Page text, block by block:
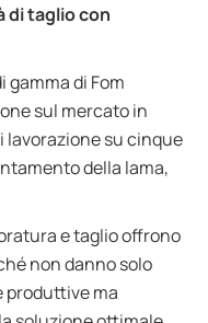
di taglio con
gamma di Fom
sul mercato in
lavorazione su cinque
della lama,
e taglio offrono
non danno solo
produttive ma